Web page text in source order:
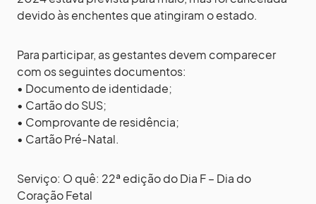
devido às enchentes que atingiram o estado.
Para participar, as gestantes devem comparecer
com os seguintes documentos:
• Documento de identidade;
• Cartão do SUS;
• Comprovante de residência;
• Cartão Pré-Natal.
Serviço: O quê: 22ª edição do Dia F – Dia do
Coração Fetal